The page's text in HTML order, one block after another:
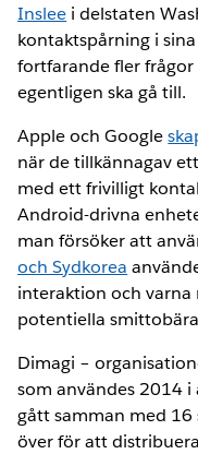
Inslee i delstaten
kontaktspårning i
fortfarande fler
egentligen ska gå till.
Apple och Google
när de tillkännagav
med ett frivilligt
Android-drivna
man försöker att
och Sydkorea
interaktion och
potentiella
Dimagi –
som användes 2014
gått samman med
över för att